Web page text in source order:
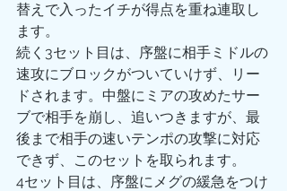
替えで入ったイチが得点を重ね連取し
ます。
続く3セット目は、序盤に相手ミドルの
速攻にブロックがついていけず、リー
ドされます。中盤にミアの攻めたサー
ブで相手を崩し、追いつきますが、最
後まで相手の速いテンポの攻撃に対応
できず、このセットを取られます。
4セット目は、序盤にメグの緩急をつけ